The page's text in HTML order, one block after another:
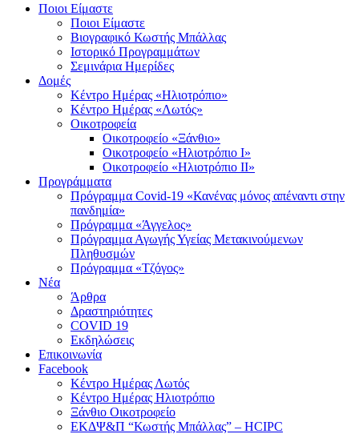
Ποιοι Είμαστε
Ποιοι Είμαστε
Βιογραφικό Κωστής Μπάλλας
Ιστορικό Προγραμμάτων
Σεμινάρια Ημερίδες
Δομές
Κέντρο Ημέρας «Ηλιοτρόπιο»
Κέντρο Ημέρας «Λωτός»
Οικοτροφεία
Οικοτροφείο «Ξάνθιο»
Οικοτροφείο «Ηλιοτρόπιο Ι»
Οικοτροφείο «Ηλιοτρόπιο ΙΙ»
Προγράμματα
Πρόγραμμα Covid-19 «Κανένας μόνος απέναντι στην
πανδημία»
Πρόγραμμα «Άγγελος»
Πρόγραμμα Αγωγής Υγείας Μετακινούμενων
Πληθυσμών
Πρόγραμμα «Τζόγος»
Νέα
Άρθρα
Δραστηριότητες
COVID 19
Εκδηλώσεις
Επικοινωνία
Facebook
Κέντρο Ημέρας Λωτός
Κέντρο Ημέρας Ηλιοτρόπιο
Ξάνθιο Οικοτροφείο
ΕΚΔΨ&Π “Κωστής Μπάλλας” – HCIPC